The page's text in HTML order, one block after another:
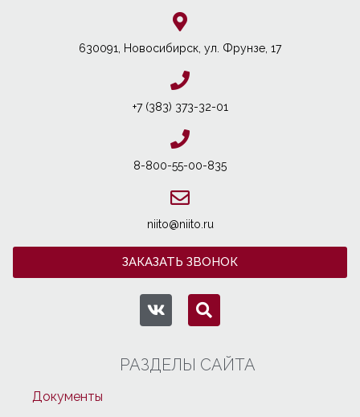
630091, Новосибирcк, ул. Фрунзе, 17
+7 (383) 373-32-01
8-800-55-00-835
niito@niito.ru
ЗАКАЗАТЬ ЗВОНОК
РАЗДЕЛЫ САЙТА
Документы